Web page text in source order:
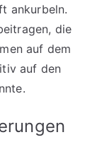
ankurbeln.
die
auf dem
auf den